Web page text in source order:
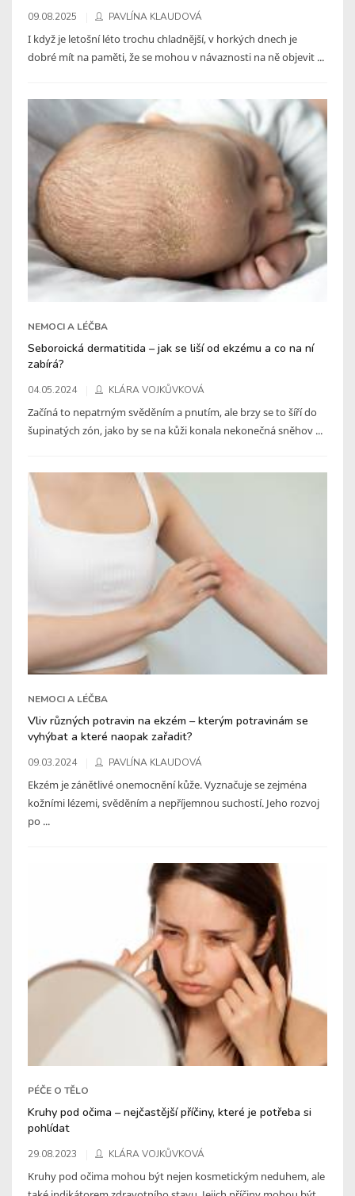
09.08.2025 PAVLÍNA KLAUDOVÁ
I když je letošní léto trochu chladnější, v horkých dnech je
dobré mít na paměti, že se mohou v návaznosti na ně objevit ...
NEMOCI A LÉČBA
Seboroická dermatitida – jak se liší od ekzému a co na ní
zabírá?
04.05.2024 KLÁRA VOJKŮVKOVÁ
Začíná to nepatrným svěděním a pnutím, ale brzy se to šíří do
šupinatých zón, jako by se na kůži konala nekonečná sněhov ...
NEMOCI A LÉČBA
Vliv různých potravin na ekzém – kterým potravinám se
vyhýbat a které naopak zařadit?
09.03.2024 PAVLÍNA KLAUDOVÁ
Ekzém je zánětlivé onemocnění kůže. Vyznačuje se zejména
kožními lézemi, svěděním a nepříjemnou suchostí. Jeho rozvoj
po ...
PÉČE O TĚLO
Kruhy pod očima – nejčastější příčiny, které je potřeba si
pohlídat
29.08.2023 KLÁRA VOJKŮVKOVÁ
Kruhy pod očima mohou být nejen kosmetickým neduhem, ale